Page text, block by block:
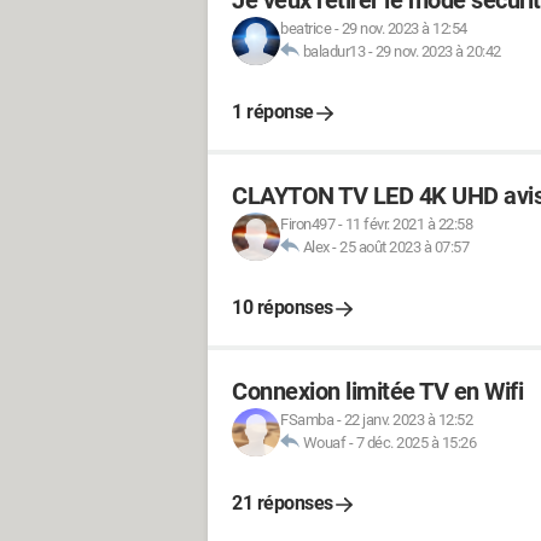
beatrice-29 nov. 2023 à 12:54
baladur13-29 nov. 2023 à 20:42
1 réponse
CLAYTON TV LED 4K UHD
Firon497- 11 févr. 2021 à 22:58
Alex-25 août 2023 à 07:57
10 réponses
Connexion limitée TV en Wifi
FSamba-22 janv. 2023 à 12:52
Wouaf-7 déc. 2025 à 15:26
21 réponses